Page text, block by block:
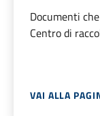
Documenti
Centro di
VAI ALLA